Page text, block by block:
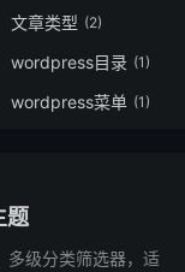
文章类型 (2)
wordpress目录 (1)
wordpress菜单 (1)
题
多级分类筛选器，适